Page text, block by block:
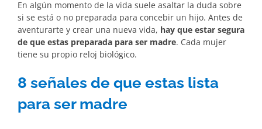
En algún momento de la vida suele asaltar la duda sobre
si se está o no preparada para concebir un hijo. Antes de
aventurarte y crear una nueva vida, hay que estar segura
de que estas preparada para ser madre. Cada mujer
tiene su propio reloj biológico.
8 señales de que estas lista
para ser madre